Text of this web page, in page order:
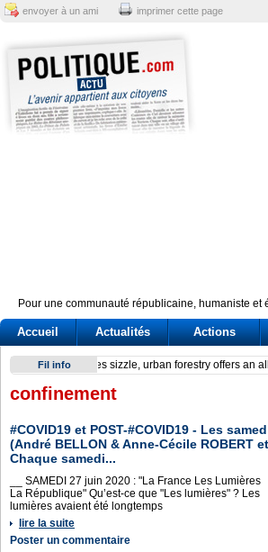
envoyer à un ami imprimer cette page
Pour une communauté républicaine, humaniste et
Accueil Actualités Actions
Fil info Reactor at Kansai Electric’s Oi
confinement
#COVID19 et POST-#COVID19 - Les
(André BELLON & Anne-Cécile ROBERT
Chaque samedi...
__ SAMEDI 27 juin 2020 : "La France Les Lumières
La République" Qu’est-ce que "Les lumières" ? Les
lumières avaient été longtemps
lire la suite
Poster un commentaire